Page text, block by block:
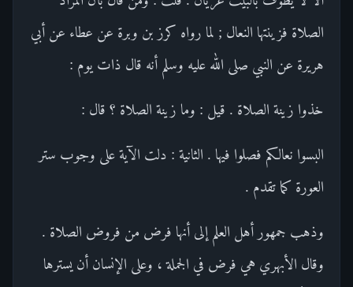
الصلاة فزينتها النعال ; لما رواه كرز بن وبرة عن عطاء عن أبي
هريرة عن النبي صلى الله عليه وسلم أنه قال ذات يوم :
خذوا زينة الصلاة . قيل : وما زينة الصلاة ؟ قال :
البسوا نعالكم فصلوا فيها . الثانية : دلت الآية على وجوب ستر
العورة كما تقدم .
وذهب جمهور أهل العلم إلى أنها فرض من فروض الصلاة .
وقال الأبهري هي فرض في الجملة ، وعلى الإنسان أن يسترها